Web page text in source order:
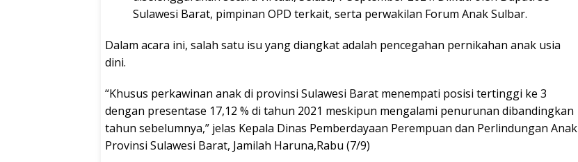
Sulawesi Barat, pimpinan OPD terkait, serta perwakilan Forum Anak Sulbar.
Dalam acara ini, salah satu isu yang diangkat adalah pencegahan pernikahan anak usia
dini.
“Khusus perkawinan anak di provinsi Sulawesi Barat menempati posisi tertinggi ke 3
dengan presentase 17,12 % di tahun 2021 meskipun mengalami penurunan dibandingkan
tahun sebelumnya,” jelas Kepala Dinas Pemberdayaan Perempuan dan Perlindungan Anak
Provinsi Sulawesi Barat, Jamilah Haruna,Rabu (7/9)